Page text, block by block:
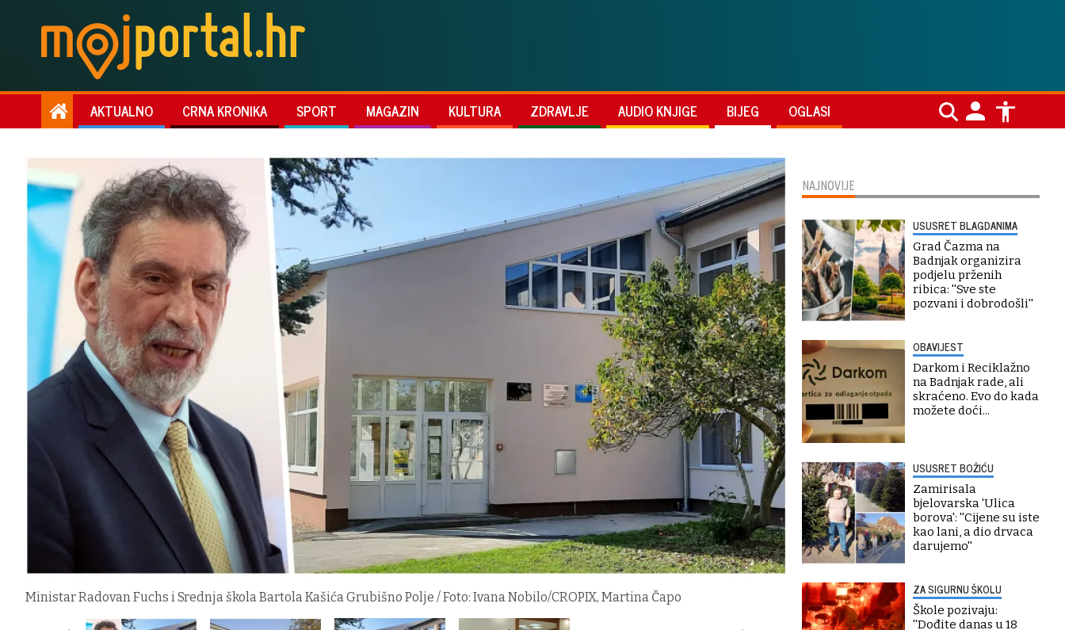
AKTUALNO CRNA KRONIKA SPORT MAGAZIN KULTURA ZDRAVLJE AUDIO KNJIGE BIJEG OGLASI
Ministar Radovan Fuchs i Srednja škola Bartola Kašića Grubišno Polje / Foto: Ivana Nobilo/CROPIX, Martina Čapo
NAJNOVIJE
USUSRET BLAGDANIMA
Grad Čazma na
Badnjak organizira
podjelu prženih
ribica: ''Sve ste
pozvani i dobrodošli''
OBAVIJEST
Darkom i Reciklažno
na Badnjak rade, ali
skraćeno. Evo do kada
možete doći...
USUSRET BOŽIĆU
Zamirisala
bjelovarska 'Ulica
borova': ''Cijene su iste
kao lani, a dio drvaca
darujemo''
ZA SIGURNU ŠKOLU
Škole pozivaju:
''Dođite danas u 18